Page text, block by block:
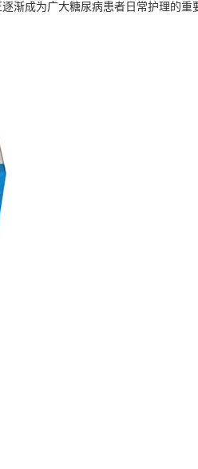
渐成为广大糖尿病患者日常护理的重